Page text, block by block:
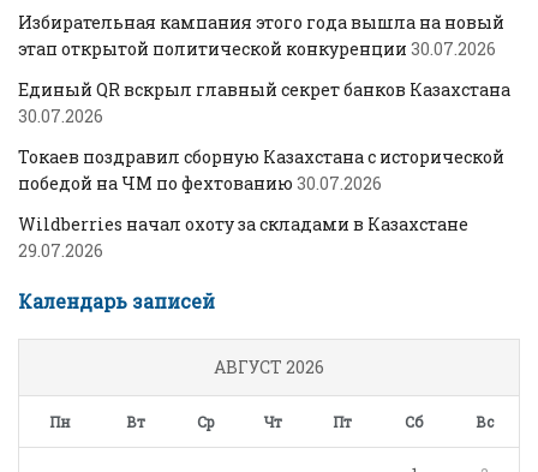
Избирательная кампания этого года вышла на новый
этап открытой политической конкуренции 30.07.2026
Единый QR вскрыл главный секрет банков Казахстана
30.07.2026
Токаев поздравил сборную Казахстана с исторической
победой на ЧМ по фехтованию 30.07.2026
Wildberries начал охоту за складами в Казахстане
29.07.2026
Календарь записей
АВГУСТ 2026
Пн Вт Ср Чт Пт Сб Вс